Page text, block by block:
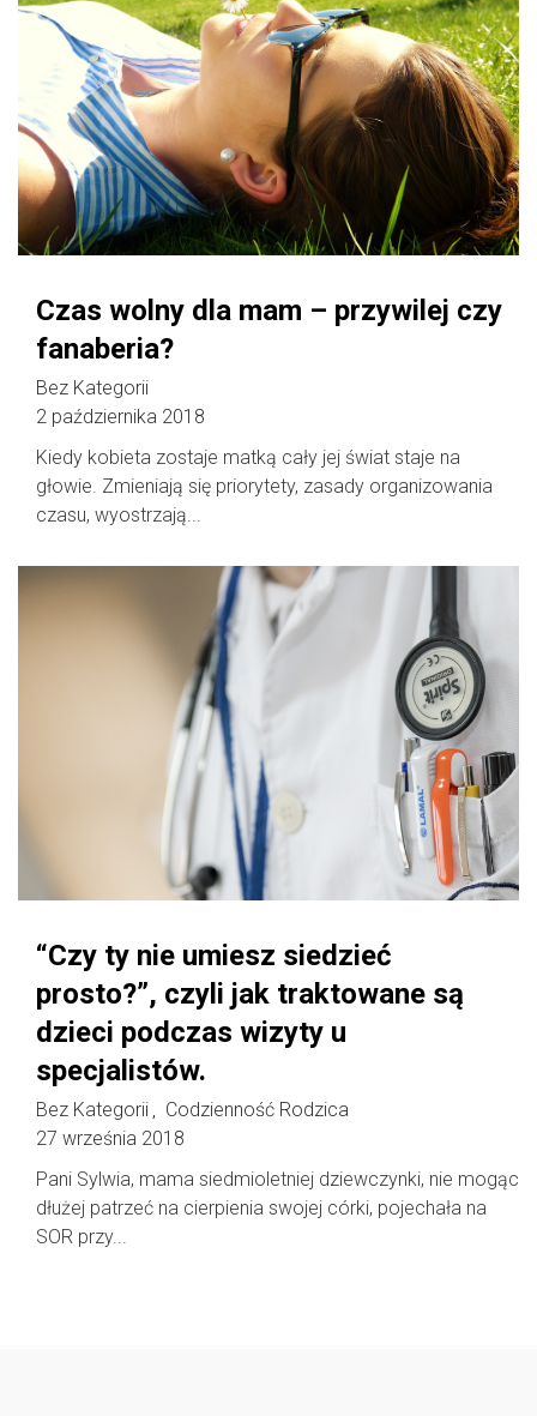
Czas wolny dla mam – przywilej czy
fanaberia?
Bez Kategorii
2 października 2018
Kiedy kobieta zostaje matką cały jej świat staje na
głowie. Zmieniają się priorytety, zasady organizowania
czasu, wyostrzają...
“Czy ty nie umiesz siedzieć
prosto?”, czyli jak traktowane są
dzieci podczas wizyty u
specjalistów.
Bez Kategorii
Codzienność Rodzica
27 września 2018
Pani Sylwia, mama siedmioletniej dziewczynki, nie mogąc
dłużej patrzeć na cierpienia swojej córki, pojechała na
SOR przy...